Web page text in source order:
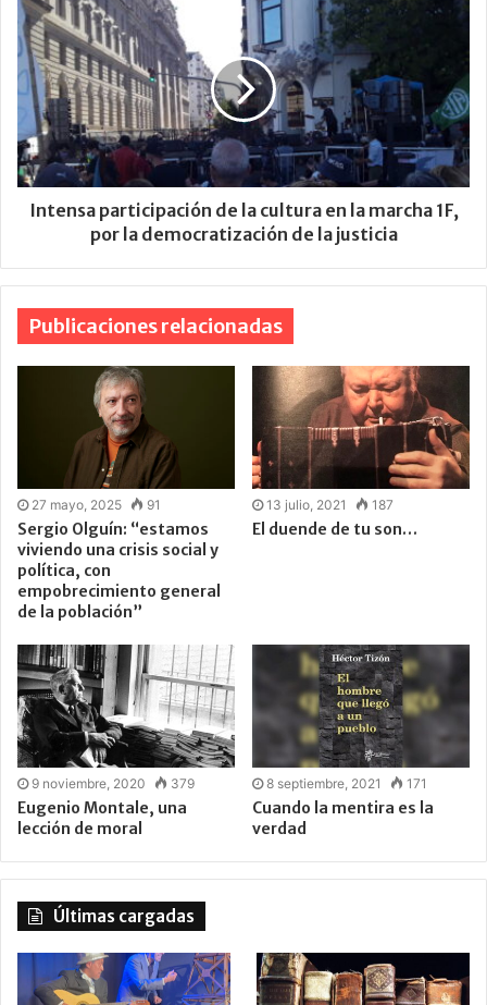
Intensa participación de la cultura en la marcha 1F,
por la democratización de la justicia
Publicaciones relacionadas
27 mayo, 2025 91
Sergio Olguín: “estamos
viviendo una crisis social y
política, con
empobrecimiento general
de la población”
13 julio, 2021 187
El duende de tu son…
9 noviembre, 2020 379
Eugenio Montale, una
lección de moral
8 septiembre, 2021 171
Cuando la mentira es la
verdad
Últimas cargadas